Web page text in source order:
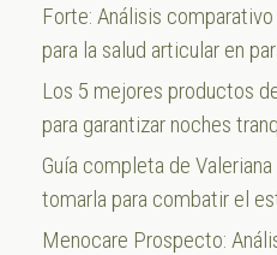
Forte: Análisis
para la salud articular en
Los 5 mejores productos
para garantizar noches
Guía completa de
tomarla para combatir el
Menocare Prospecto: